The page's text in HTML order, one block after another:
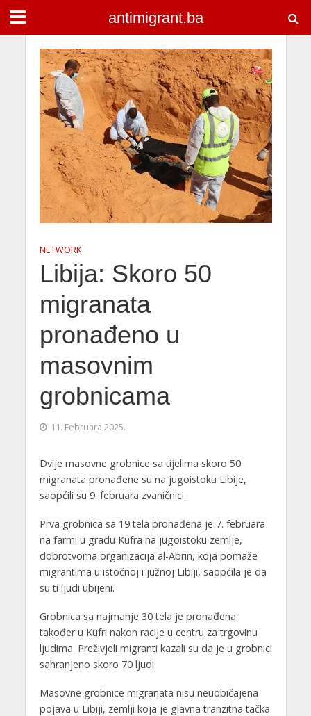
antimigrant.ba
NETWORK
Libija: Skoro 50
migranata
pronađeno u
masovnim
grobnicama
11. Februara 2025.
Dvije masovne grobnice sa tijelima skoro 50
migranata pronađene su na jugoistoku Libije,
saopćili su 9. februara zvaničnici.
Prva grobnica sa 19 tela pronađena je 7. februara
na farmi u gradu Kufra na jugoistoku zemlje,
dobrotvorna organizacija al-Abrin, koja pomaže
migrantima u istočnoj i južnoj Libiji, saopćila je da
su ti ljudi ubijeni.
Grobnica sa najmanje 30 tela je pronađena
također u Kufri nakon racije u centru za trgovinu
ljudima. Preživjeli migranti kazali su da je u grobnici
sahranjeno skoro 70 ljudi.
Masovne grobnice migranata nisu neuobičajena
pojava u Libiji, zemlji koja je glavna tranzitna tačka